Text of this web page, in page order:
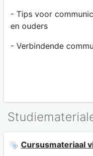
- Tips voor
en ouders
- Verbindende
Cursusmateriaal